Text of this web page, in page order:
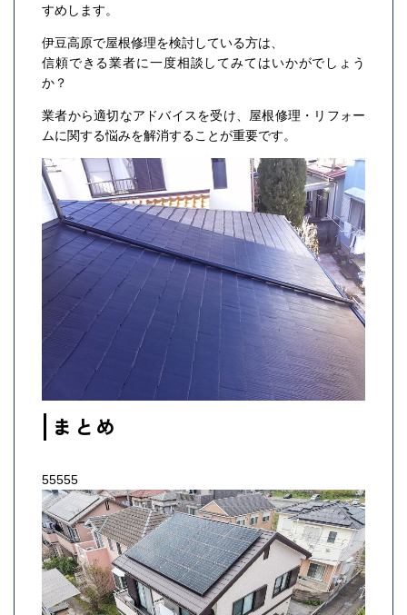
すめします。
伊豆高原で屋根修理を検討している方は、
信頼できる業者に一度相談してみてはいかがでしょう
か？
業者から適切なアドバイスを受け、屋根修理・リフォー
ムに関する悩みを解消することが重要です。
まとめ
55555